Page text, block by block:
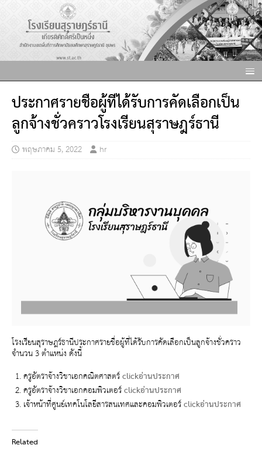
ประกาศรายชื่อผู้ที่ได้รับการคัดเลือกเป็น
ลูกจ้างชั่วคราวโรงเรียนสุราษฎร์ธานี
พฤษภาคม 5, 2022 hr
โรงเรียนสุราษฎร์ธานีประกาศรายชื่อผู้ที่ได้รับการคัดเลือกเป็นลูกจ้างชั่วคราว
จำนวน 3 ตำแหน่ง ดังนี้
ครูอัตราจ้างวิชาเอกคณิตศาสตร์clickอ่านประกาศ
ครูอัตราจ้างวิชาเอกคอมพิวเตอร์clickอ่านประกาศ
เจ้าหน้าที่ศูนย์เทคโนโลยีสารสนเทศและคอมพิวเตอร์clickอ่านประกาศ
Related